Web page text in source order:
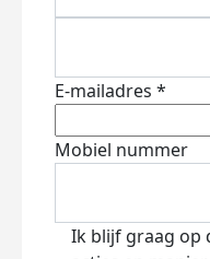
E-mailadres *
Mobiel nummer
Ik blijf graag op